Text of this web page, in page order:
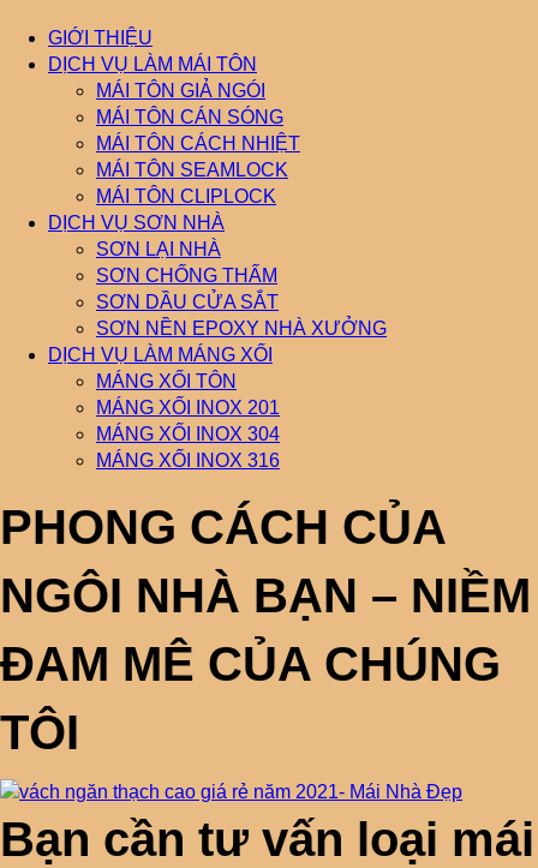
GIỚI THIỆU
DỊCH VỤ LÀM MÁI TÔN
MÁI TÔN GIẢ NGÓI
MÁI TÔN CÁN SÓNG
MÁI TÔN CÁCH NHIỆT
MÁI TÔN SEAMLOCK
MÁI TÔN CLIPLOCK
DỊCH VỤ SƠN NHÀ
SƠN LẠI NHÀ
SƠN CHỐNG THẤM
SƠN DẦU CỬA SẮT
SƠN NỀN EPOXY NHÀ XƯỞNG
DỊCH VỤ LÀM MÁNG XỐI
MÁNG XỐI TÔN
MÁNG XỐI INOX 201
MÁNG XỐI INOX 304
MÁNG XỐI INOX 316
PHONG CÁCH CỦA
NGÔI NHÀ BẠN – NIỀM
ĐAM MÊ CỦA CHÚNG
TÔI
Bạn cần tư vấn loại mái